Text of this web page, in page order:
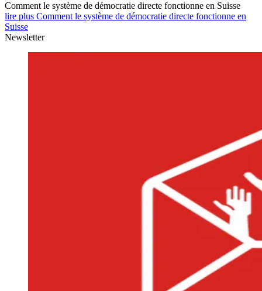
Comment le système de démocratie directe fonctionne en Suisse
lire plus Comment le système de démocratie directe fonctionne en
Suisse
Newsletter